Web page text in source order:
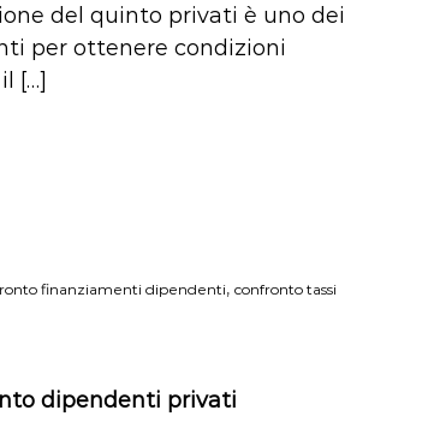
del quinto privati è uno dei
per ottenere condizioni
[…]
finanziamenti dipendenti, confronto tassi
dipendenti privati